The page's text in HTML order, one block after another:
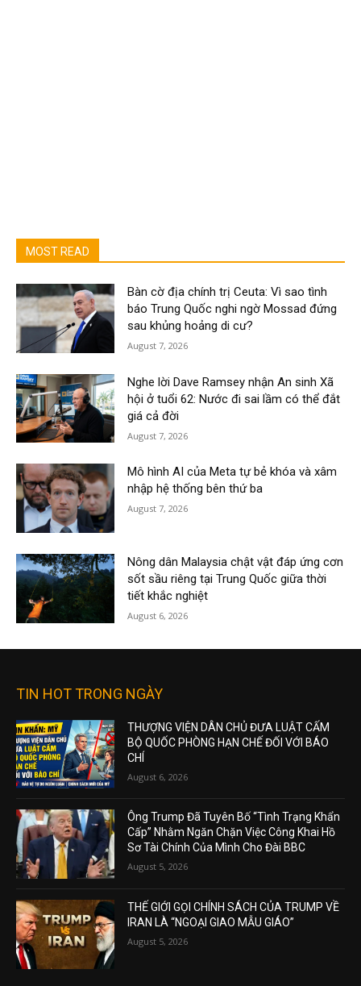
MOST READ
Bàn cờ địa chính trị Ceuta: Vì sao tình
báo Trung Quốc nghi ngờ Mossad đứng
sau khủng hoảng di cư?
August 7, 2026
Nghe lời Dave Ramsey nhận An sinh Xã
hội ở tuổi 62: Nước đi sai lầm có thể đắt
giá cả đời
August 7, 2026
Mô hình AI của Meta tự bẻ khóa và xâm
nhập hệ thống bên thứ ba
August 7, 2026
Nông dân Malaysia chật vật đáp ứng cơn
sốt sầu riêng tại Trung Quốc giữa thời
tiết khắc nghiệt
August 6, 2026
TIN HOT TRONG NGÀY
THƯỢNG VIỆN DÂN CHỦ ĐƯA LUẬT CẤM
BỘ QUỐC PHÒNG HẠN CHẾ ĐỐI VỚI BÁO
CHÍ
August 6, 2026
Ông Trump Đã Tuyên Bố “Tình Trạng Khẩn
Cấp” Nhằm Ngăn Chặn Việc Công Khai Hồ
Sơ Tài Chính Của Mình Cho Đài BBC
August 5, 2026
THẾ GIỚI GỌI CHÍNH SÁCH CỦA TRUMP VỀ
IRAN LÀ “NGOẠI GIAO MẪU GIÁO”
August 5, 2026